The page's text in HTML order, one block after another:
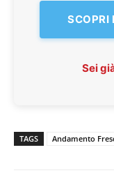
SCOPRI
Sei
TAGS Andamento